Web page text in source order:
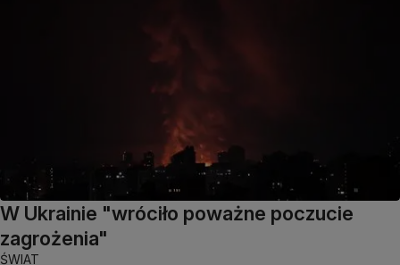
W Ukrainie "wróciło poważne poczucie
zagrożenia"
ŚWIAT